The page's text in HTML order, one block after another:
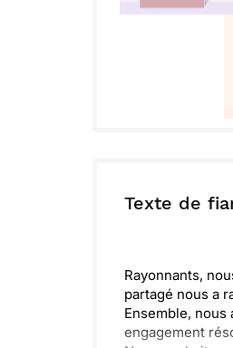
Texte de
Rayonnants,
partagé nous a
Ensemble,
engagement